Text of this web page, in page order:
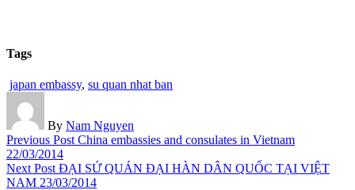
Tags
japan embassy, su quan nhat ban
By Nam Nguyen
Previous Post China embassies and consulates in Vietnam
22/03/2014
Next Post ĐẠI SỨ QUÁN ĐẠI HÀN DÂN QUỐC TẠI VIỆT
NAM 23/03/2014